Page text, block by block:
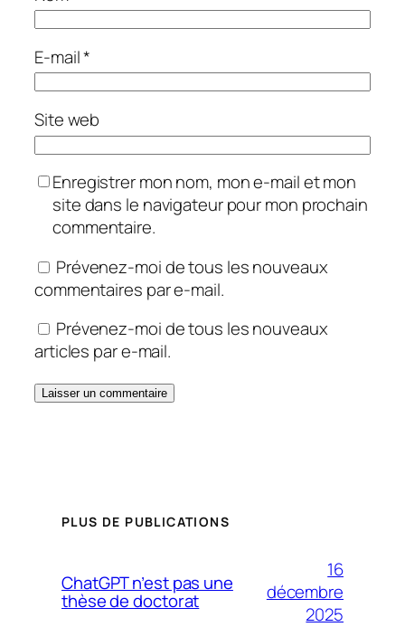
E-mail*
Site web
Enregistrer mon nom, mon e-mail et mon
site dans le navigateur pour mon prochain
commentaire.
Prévenez-moi de tous les nouveaux
commentaires par e-mail.
Prévenez-moi de tous les nouveaux
articles par e-mail.
PLUS DE PUBLICATIONS
ChatGPT n’est pas une
thèse de doctorat
16
décembre
2025